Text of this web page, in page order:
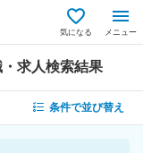
気になる メニュー
求人検索結果
条件で並び替え